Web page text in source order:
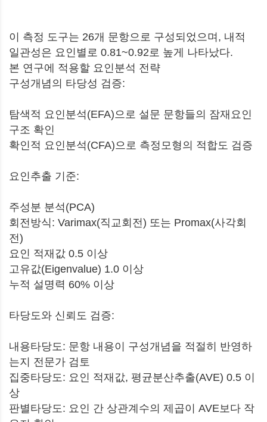
이 측정 도구는 26개 문항으로 구성되었으며, 내적
일관성은 요인별로 0.81~0.92로 높게 나타났다.
본 연구에 적용할 요인분석 전략
구성개념의 타당성 검증:
탐색적 요인분석(EFA)으로 설문 문항들의 잠재요인
구조 확인
확인적 요인분석(CFA)으로 측정모형의 적합도 검증
요인추출 기준:
주성분 분석(PCA)
회전방식: Varimax(직교회전) 또는 Promax(사각회
전)
요인 적재값 0.5 이상
고유값(Eigenvalue) 1.0 이상
누적 설명력 60% 이상
타당도와 신뢰도 검증:
내용타당도: 문항 내용이 구성개념을 적절히 반영하
는지 전문가 검토
집중타당도: 요인 적재값, 평균분산추출(AVE) 0.5 이
상
판별타당도: 요인 간 상관계수의 제곱이 AVE보다 작